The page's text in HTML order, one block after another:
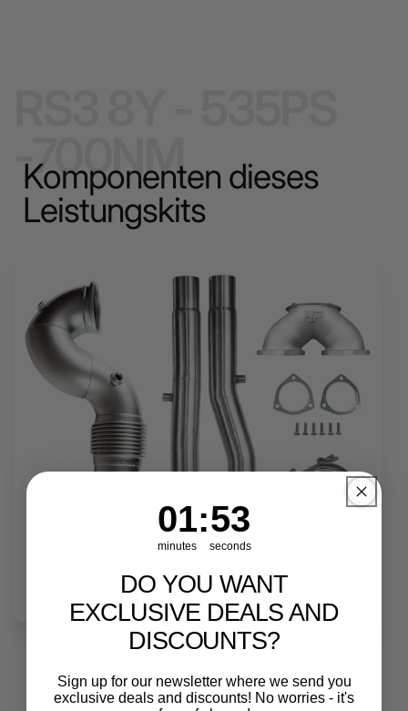
-700NM
Komponenten dieses
Leistungskits
Countdown ends in:
1
01
minutes
: 52
52
seconds
DO YOU WANT
EXCLUSIVE DEALS AND
DISCOUNTS?
Sign up for our newsletter where we send you
exclusive deals and discounts! No worries - it's